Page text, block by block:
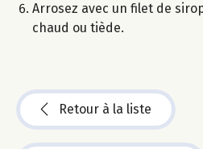
Arrosez avec un filet de
chaud ou tiède.
Retour à la liste